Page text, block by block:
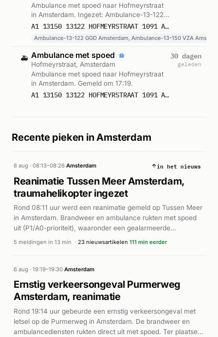
Ambulance met spoed naar Hofmeyrstraat
in Amsterdam. Ingezet: Ambulance-13-122
GGD Amsterdam, Ambulance-13-150 VZA
A1 13150 13122 HOFMEYRSTRAAT 1091 AMSTERDAM 66037 66038
Ambulance-13-122 GGD Amsterdam, Ambulance-13-150 VZA
🚑 Ambulance met spoed
Hofmeyrstraat, Amsterdam
Ambulance met spoed naar Hofmeyrstraat
in Amsterdam. Gemeld om 17:19.
A1 13150 13122 HOFMEYRSTRAAT 1091 AMSTERDAM 66037 66038
30 dagen
geleden
Recente pieken in Amsterdam
8 aug · 08:13–08:26·Amsterdam in het nieuws
Reanimatie Tussen Meer Amsterdam,
traumahelikopter ingezet
Rond 08:11 uur werd een reanimatie gemeld op Tussen Meer
in Amsterdam. Brandweer en ambulance rukten met spoed
uit (P1/A0-prioriteit), waaronder een gealarmeerde
traumahelikopter. Meerdere ambulanceeenheden en
gecoördineerde respons van hulpdiensten op een medische
noodsituatie. Verdere details over de afloop van het incident
zijn niet bekend.
5 meldingen in 13 min · 23 nieuwsartikelen 111 min eerder
6 aug · 19:19–19:30·Amsterdam
Ernstig verkeersongeval Purmerweg
Amsterdam, reanimatie
Rond 19:14 uur gebeurde een ernstig verkeersongeval met
letsel op de Purmerweg in Amsterdam. De brandweer en
ambulancediensten rukten direct uit met spoed. Ter plaatse